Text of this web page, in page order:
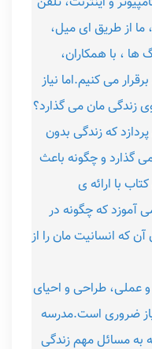
ما از طریق ای میل،
ها ، با همکاران،
می کنیم.اما نیاز
زندگی مان می گذارد؟
که زندگی بدون
گذارد و چگونه باعث
با ارائه ی
آموزد که چگونه در
که انسانیت مان را از
عملی، طراحی و احیای
ضروری است.مدرسه
به مسائل مهم زندگی